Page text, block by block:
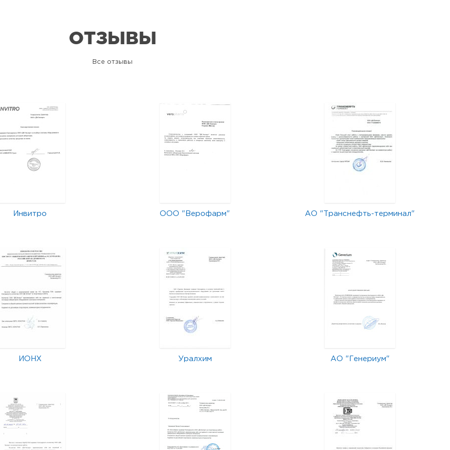
ОТЗЫВЫ
Все отзывы
Инвитро ООО "Верофарм" АО "Транснефть-терминал"
ИОНХ Уралхим АО "Генериум"